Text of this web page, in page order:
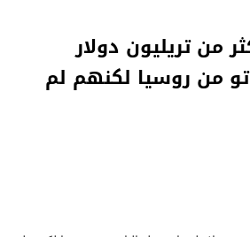
من تريليون دولار
من روسيا لكنهم لم